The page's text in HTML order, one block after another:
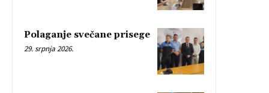
Polaganje svečane prisege
29. srpnja 2026.